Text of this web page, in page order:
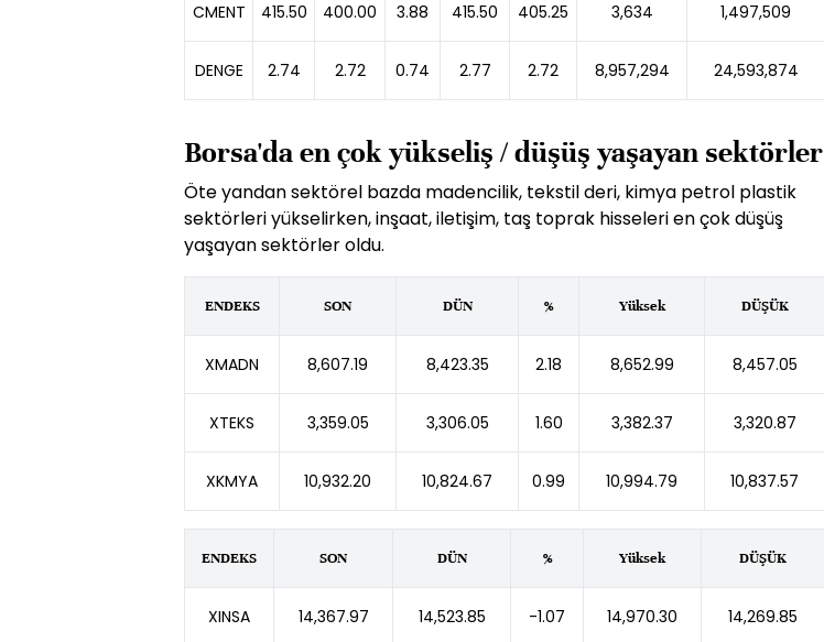
CMENT 415.50 400.00 3.88 415.50 405.25 3,634 1,497,509
DENGE 2.74 2.72 0.74 2.77 2.72 8,957,294 24,593,874
Borsa'da en çok yükseliş / düşüş yaşayan sektörler
Öte yandan sektörel bazda madencilik, tekstil deri, kimya petrol plastik
sektörleri yükselirken, inşaat, iletişim, taş toprak hisseleri en çok düşüş
yaşayan sektörler oldu.
ENDEKS SON DÜN % Yüksek DÜŞÜK
XMADN 8,607.19 8,423.35 2.18 8,652.99 8,457.05
XTEKS 3,359.05 3,306.05 1.60 3,382.37 3,320.87
XKMYA 10,932.20 10,824.67 0.99 10,994.79 10,837.57
ENDEKS SON DÜN % Yüksek DÜŞÜK
XINSA 14,367.97 14,523.85 -1.07 14,970.30 14,269.85